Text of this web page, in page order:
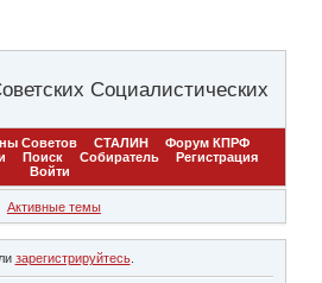
Социалистических
Советов СТАЛИН
Форум КПРФ
Поиск Собиратель
Регистрация
Войти
Активные темы
зарегистрируйтесь.